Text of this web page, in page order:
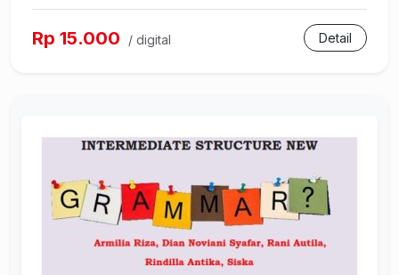
Rp 15.000 / digital Detail